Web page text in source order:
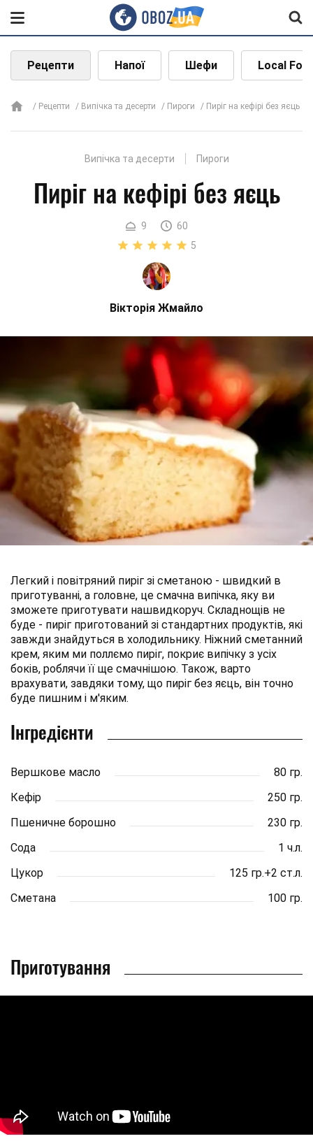
Рецепти Напої Шефи Local
Рецепти Випічка та десерти Пироги Пиріг на кефірі без яєць
Випічка та десерти Пироги
Пиріг на кефірі без яєць
9
60
5
Вікторія Жмайло
Легкий і повітряний пиріг зі сметаною - швидкий в
приготуванні, а головне, це смачна випічка, яку ви
зможете приготувати нашвидкоруч. Складнощів не
буде - пиріг приготований зі стандартних продуктів, які
завжди знайдуться в холодильнику. Ніжний сметанний
крем, яким ми поллємо пиріг, покриє випічку з усіх
боків, роблячи її ще смачнішою. Також, варто
врахувати, завдяки тому, що пиріг без яєць, він точно
буде пишним і м'яким.
Інгредієнти
Вершкове масло
80 гр.
Кефір
250 гр.
Пшеничне борошно
230 гр.
Сода
1 ч.л.
Цукор
125 гр.+2 ст.л.
Сметана
100 гр.
Приготування